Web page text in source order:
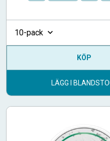
10-pack
KÖP
LÄGG I
till i favoriter